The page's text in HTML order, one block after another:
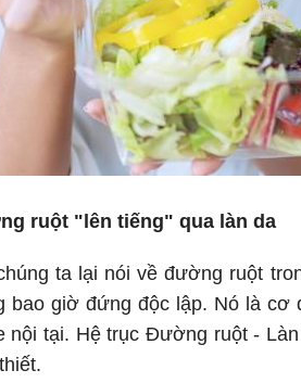
ruột "lên tiếng" qua làn da
ta lại nói về đường ruột
bao giờ đứng độc lập. Nó là cơ
nội tại. Hệ trục Đường ruột -